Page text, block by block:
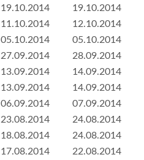
19.10.2014
19.10.2014
11.10.2014
12.10.2014
05.10.2014
05.10.2014
27.09.2014
28.09.2014
13.09.2014
14.09.2014
13.09.2014
14.09.2014
06.09.2014
07.09.2014
23.08.2014
24.08.2014
18.08.2014
24.08.2014
17.08.2014
22.08.2014